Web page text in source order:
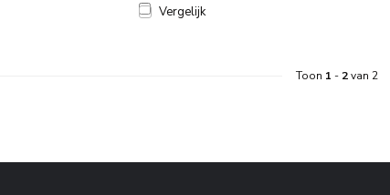
Vergelijk
Toon 1 - 2van 2